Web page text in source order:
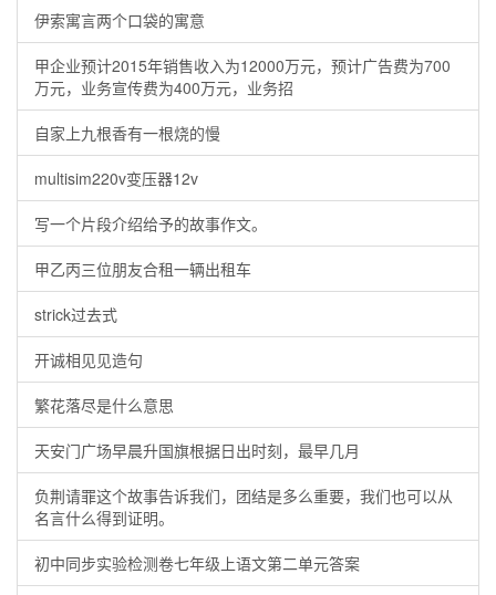
伊索寓言两个口袋的寓意
甲企业预计2015年销售收入为12000万元，预计广告费为700
万元，业务宣传费为400万元，业务招
自家上九根香有一根烧的慢
multisim220v变压器12v
写一个片段介绍给予的故事作文。
甲乙丙三位朋友合租一辆出租车
strick过去式
开诚相见见造句
繁花落尽是什么意思
天安门广场早晨升国旗根据日出时刻，最早几月
负荆请罪这个故事告诉我们，团结是多么重要，我们也可以从
名言什么得到证明。
初中同步实验检测卷七年级上语文第二单元答案